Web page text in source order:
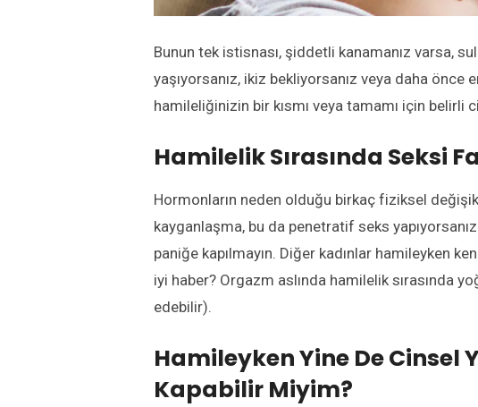
Bunun tek istisnası, şiddetli kanamanız varsa,
yaşıyorsanız, ikiz bekliyorsanız veya daha
hamileliğinizin bir kısmı veya tamamı için belirli
Hamilelik Sırasında Seksi
Hormonların neden olduğu birkaç fiziksel
kayganlaşma, bu da penetratif seks
paniğe kapılmayın. Diğer kadınlar hamileyken
iyi haber? Orgazm aslında hamilelik sırasında
edebilir).
Hamileyken Yine De Cinsel
Kapabilir Miyim?